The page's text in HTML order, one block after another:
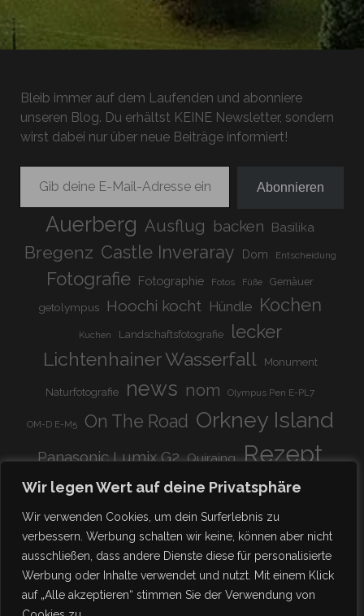
Wir legen Wert auf deine Privatsphäre
Wir verwenden Cookies, um dein Surferlebnis zu
verbessern. Werbung schalten wir keine, können aber nicht
ausschließen, dass andere Dienste diese für personalisierte
Werbung oder Inhalte verwendet und nutzt. Mit einem Klick
auf „Alle akzeptieren“ stimmen Sie der Verwendung von
Bleib immer auf dem Laufenden und abonniere
unseren Blog. Du erhältst KEINE Newsletter, sondern
wirst dabei nur über neue Beiträge informiert!
Gib deine E-Mail-Adresse ein ...
Abonnieren
Auerberg Ausflug backen Basilika
Bregenz Castle Inveraray Dom Entscheidung
Fotografie Fotographie Fotos Füße Gemäuer
getolympus Hoochi kocht Hündle Kochen
Kuchen Landschaftsfotografie lecker
Lichtenhainer Wasserfall Monument
Naturfotografie news nom Olympus Pen E-PL7
OM-D E-M5 On The Road Orkney Island
Panasonic Lumix G2 Quiraing Rezept
Rundreise schnell & einfach Scotland
Stadion super lecker Systemkamera
vegetarisch Viadukt weitnau woooohoooo!!!!
zu Hause ♥